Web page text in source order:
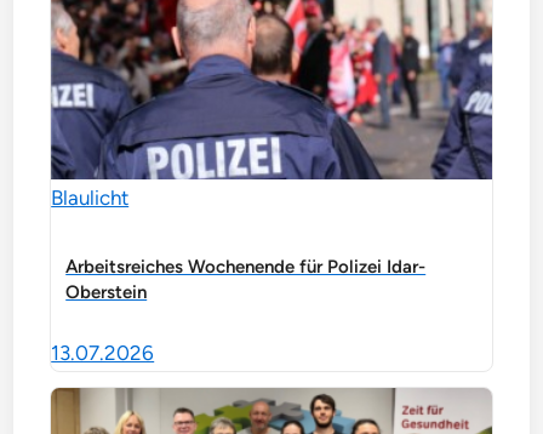
Blaulicht
Arbeitsreiches Wochenende für Polizei Idar-
Oberstein
13.07.2026